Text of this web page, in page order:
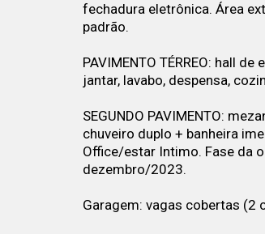
fechadura eletrônica. Área
padrão.
PAVIMENTO TÉRREO: hall
jantar, lavabo, despensa,
SEGUNDO PAVIMENTO:
chuveiro duplo + banheira
Office/estar Intimo. Fase da
dezembro/2023.
Garagem: vagas cobertas (2